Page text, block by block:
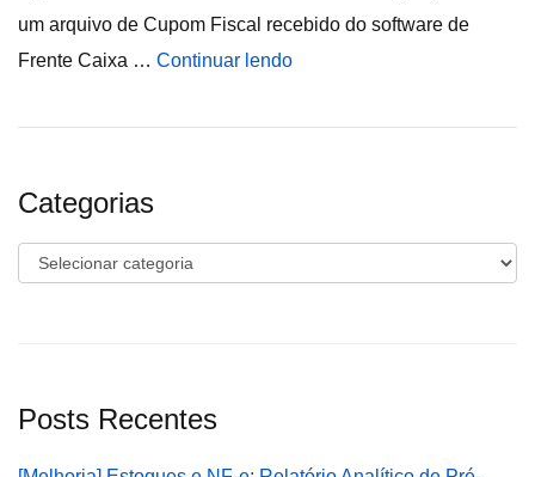
um arquivo de Cupom Fiscal recebido do software de
Frente Caixa … Continuar lendo
Categorias
Categorias
Posts Recentes